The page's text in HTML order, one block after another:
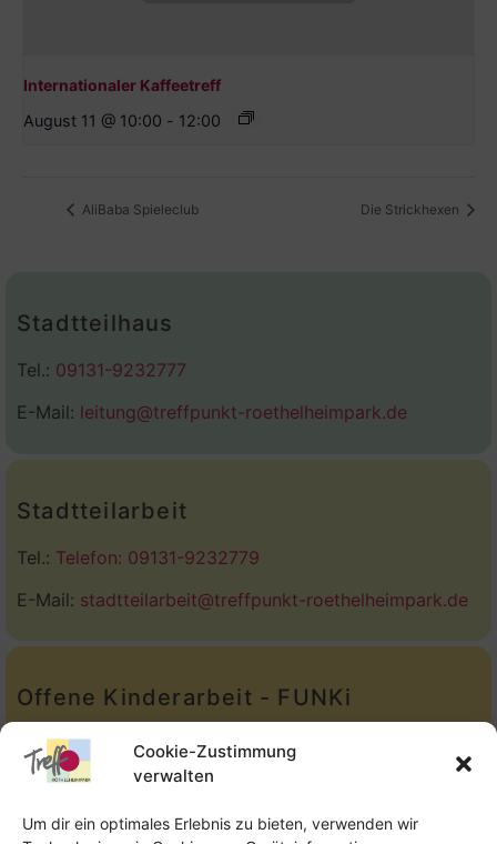
Cookie-Zustimmung
verwalten
Um dir ein optimales Erlebnis zu bieten, verwenden wir
Internationaler Kaffeetreff
August 11 @ 10:00 - 12:00
AliBaba Spieleclub Die Strickhexen
Stadtteilhaus
Tel.: 09131-9232777
E-Mail: leitung@treffpunkt-roethelheimpark.de
Stadtteilarbeit
Tel.: Telefon: 09131-9232779
E-Mail: stadtteilarbeit@treffpunkt-roethelheimpark.de
Offene Kinderarbeit - FUNKi
Tel.:Telefon: 09131-610749
E-Mail:oka@treffpunkt-roethelheimpark.de